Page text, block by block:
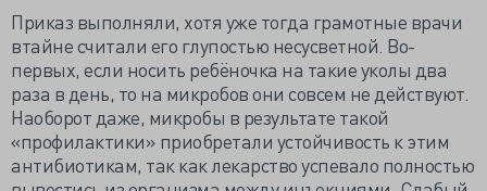
Приказ выполняли, хотя уже тогда грамотные врачи
втайне считали его глупостью несусветной. Во-
первых, если носить ребёночка на такие уколы два
раза в день, то на микробов они совсем не действуют.
Наоборот даже, микробы в результате такой
«профилактики» приобретали устойчивость к этим
антибиотикам, так как лекарство успевало полностью